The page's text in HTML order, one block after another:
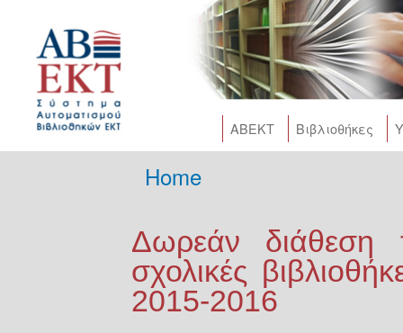
main
AΒΕΚΤ Βιβλιοθήκες
Home
Δωρεάν
σχολικές
2015-2016